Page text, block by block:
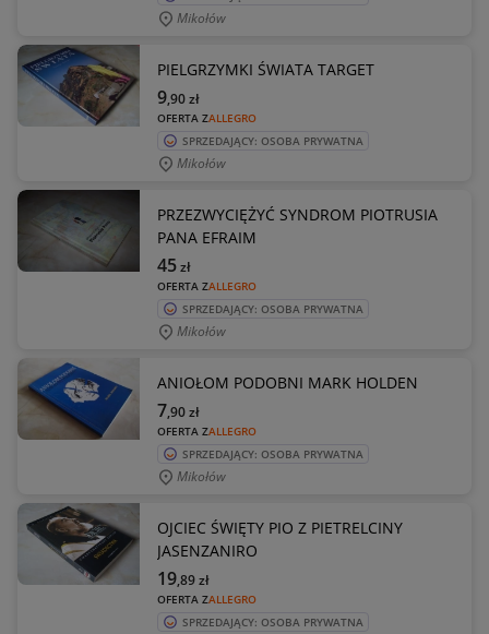
Mikołów
PIELGRZYMKI ŚWIATA TARGET
OFERTA ZALLEGRO
9,90zł
SPRZEDAJĄCY: OSOBA PRYWATNA
Mikołów
PRZEZWYCIĘŻYĆ SYNDROM PIOTRUSIA
PANA EFRAIM
OFERTA ZALLEGRO
45zł
SPRZEDAJĄCY: OSOBA PRYWATNA
Mikołów
ANIOŁOM PODOBNI MARK HOLDEN
OFERTA ZALLEGRO
7,90zł
SPRZEDAJĄCY: OSOBA PRYWATNA
Mikołów
OJCIEC ŚWIĘTY PIO Z PIETRELCINY
JASENZANIRO
OFERTA ZALLEGRO
19,89zł
SPRZEDAJĄCY: OSOBA PRYWATNA